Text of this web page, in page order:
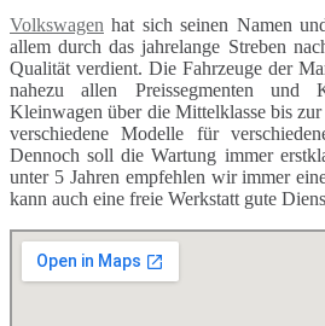
Volkswagen hat sich seinen Namen
allem durch das jahrelange Streben
Qualität verdient. Die Fahrzeuge der
nahezu allen Preissegmenten und
Kleinwagen über die Mittelklasse bis
verschiedene Modelle für
Dennoch soll die Wartung immer
unter 5 Jahren empfehlen wir immer
kann auch eine freie Werkstatt gute